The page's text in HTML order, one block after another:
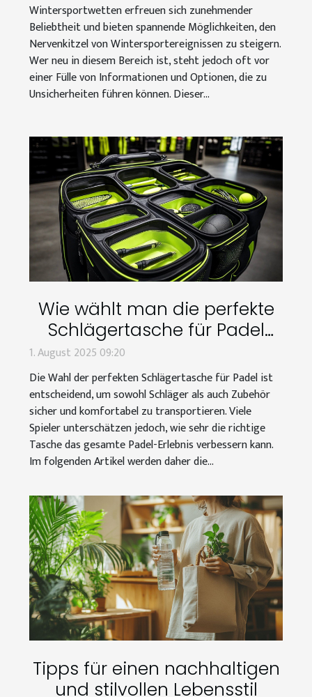
Wintersportwetten erfreuen sich zunehmender
Beliebtheit und bieten spannende Möglichkeiten, den
Nervenkitzel von Wintersportereignissen zu steigern.
Wer neu in diesem Bereich ist, steht jedoch oft vor
einer Fülle von Informationen und Optionen, die zu
Unsicherheiten führen können. Dieser...
Wie wählt man die perfekte
Schlägertasche für Padel
1. August 2025 09:20
Die Wahl der perfekten Schlägertasche für Padel ist
entscheidend, um sowohl Schläger als auch Zubehör
sicher und komfortabel zu transportieren. Viele
Spieler unterschätzen jedoch, wie sehr die richtige
Tasche das gesamte Padel-Erlebnis verbessern kann.
Im folgenden Artikel werden daher die...
Tipps für einen nachhaltigen
und stilvollen Lebensstil